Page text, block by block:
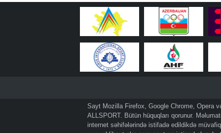
Sayt Mozilla Firefox, Google Chrome, Opera
ALLSPORT. Bütün hüquqları qorunur.
internet səhifələrində istifadə edildikdə